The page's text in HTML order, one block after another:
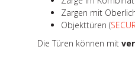
Zargen mit
Objekttüren (
Die Türen können mit